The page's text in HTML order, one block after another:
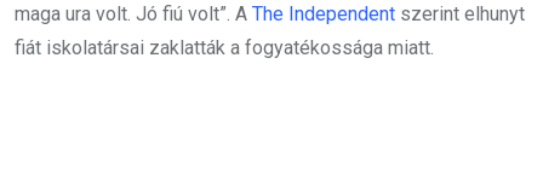
maga ura volt. Jó fiú volt”. A The Independent szerint elhunyt
fiát iskolatársai zaklatták a fogyatékossága miatt.